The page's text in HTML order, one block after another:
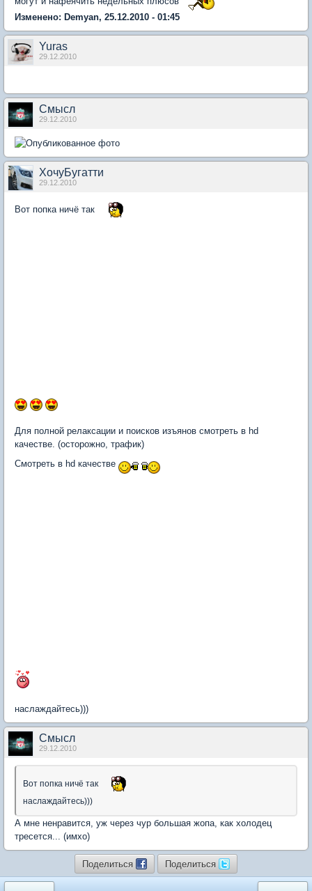
Изменено: Demyan, 25.12.2010 - 01:45
Yuras
29.12.2010
Смысл
29.12.2010
ХочуБугатти
29.12.2010
Вот попка ничё так
Для полной релаксации и поисков изъянов смотреть в hd
качестве. (осторожно, трафик)
Смотреть в hd качестве
наслаждайтесь)))
Смысл
29.12.2010
Вот попка ничё так
наслаждайтесь)))
А мне ненравится, уж через чур большая жопа, как холодец
тресется... (имхо)
Поделиться Поделиться